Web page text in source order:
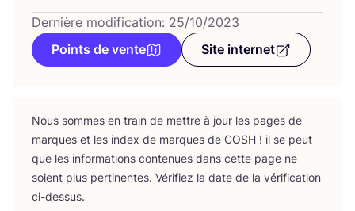
Dernière modification: 25/10/2023
Points de vente
Site internet
Nous sommes en train de mettre à jour les pages de
marques et les index de marques de COSH ! il se peut
que les infor­ma­tions conte­nues dans cette page ne
soient plus per­ti­nentes. Véri­fiez la date de la véri­fi­ca­tion
ci-dessus.